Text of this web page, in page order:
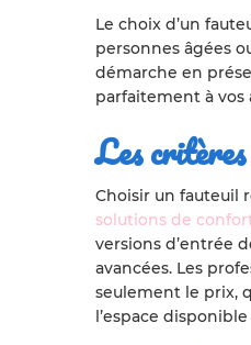
Le choix d’un
personnes âgées
démarche en
parfaitement à
Les
Choisir un fauteuil
solutions de
versions d’entrée
avancées. Les
seulement le prix,
l’espace